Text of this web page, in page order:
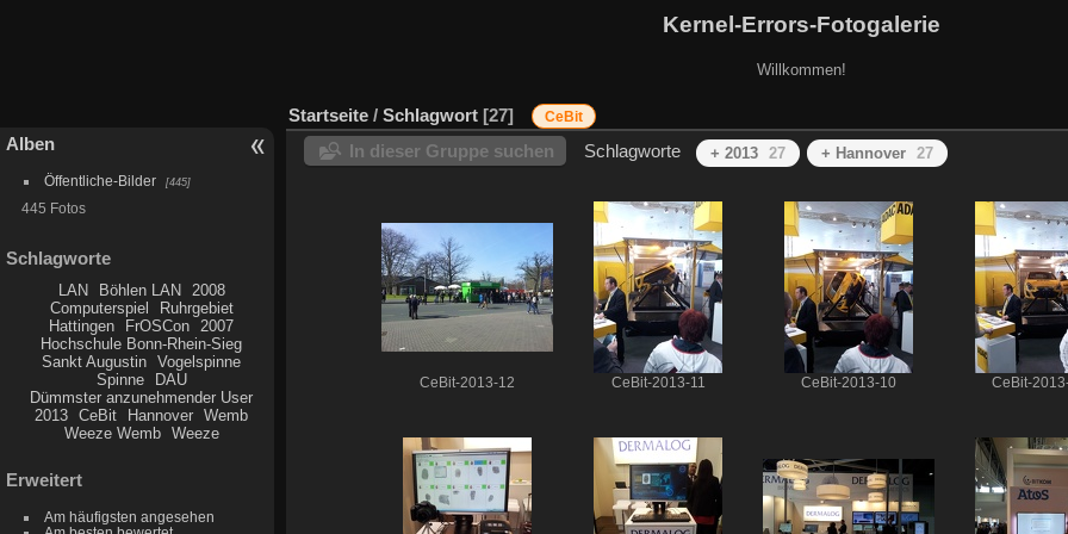
Kernel-Errors-Fotogalerie
Willkommen!
Alben
Öffentliche-Bilder 445
445 Fotos
Schlagworte
LAN Böhlen LAN
2008
Computerspiel
Ruhrgebiet
Hattingen
FrOSCon
2007
Hochschule Bonn-Rhein-Sieg
Sankt Augustin
Vogelspinne
Spinne
DAU
Dümmster anzunehmender User
2013
CeBit Hannover
Wemb
Weeze Wemb
Weeze
Erweitert
Am häufigsten angesehen
Startseite / Schlagwort 27 CeBit
In dieser Gruppe suchen Schlagworte + 2013 27 + Hannover 27
CeBit-2013-12 CeBit-2013-11 CeBit-2013-10 CeBit-